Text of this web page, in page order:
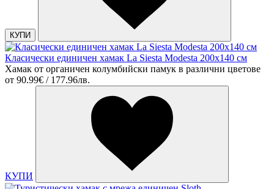
КУПИ
Класически единичен хамак La Siesta Modesta 200x140 см
Хамак от органичен колумбийски памук в различни цветове
от 90.99€ / 177.96лв.
КУПИ